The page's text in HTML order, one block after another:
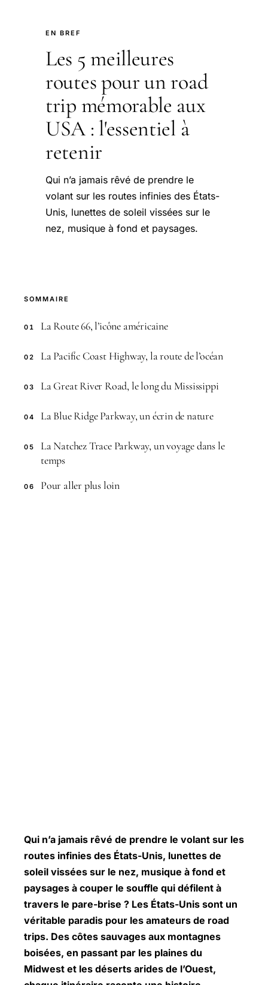
EN BREF
Les 5 meilleures
routes pour un road
trip mémorable aux
USA : l'essentiel à
retenir
Qui n’a jamais rêvé de prendre le
volant sur les routes infinies des États-
Unis, lunettes de soleil vissées sur le
nez, musique à fond et paysages.
SOMMAIRE
01 La Route 66, l’icône américaine
02 La Pacific Coast Highway, la route de l’océan
03 La Great River Road, le long du Mississippi
04 La Blue Ridge Parkway, un écrin de nature
05
La Natchez Trace Parkway, un voyage dans le
temps
06 Pour aller plus loin
Qui n’a jamais rêvé de prendre le volant sur les
routes infinies des États-Unis, lunettes de
soleil vissées sur le nez, musique à fond et
paysages à couper le souffle qui défilent à
travers le pare-brise ? Les États-Unis sont un
véritable paradis pour les amateurs de road
trips. Des côtes sauvages aux montagnes
boisées, en passant par les plaines du
Midwest et les déserts arides de l’Ouest,